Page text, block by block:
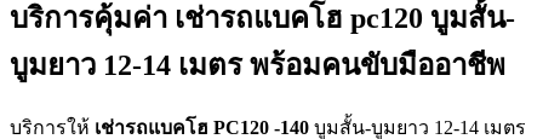
บริการคุ้มค่า เช่ารถแบคโฮ pc120 บูมสั้น-
บูมยาว 12-14 เมตร พร้อมคนขับมืออาชีพ
บริการให้ เช่ารถแบคโฮ PC120 -140 บูมสั้น-บูมยาว 12-14 เมตร